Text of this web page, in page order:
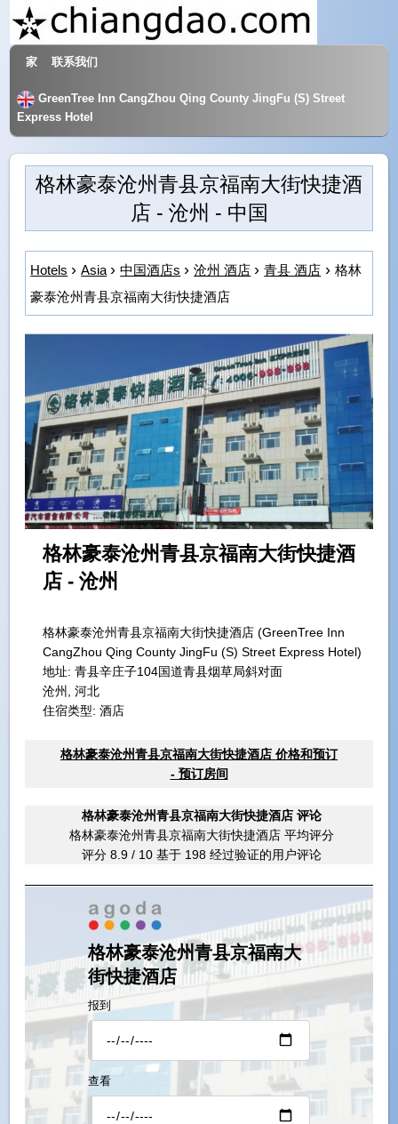
酒店和旅游
家 联系我们
GreenTree Inn CangZhou Qing County JingFu (S) Street
Express Hotel
格林豪泰沧州青县京福南大街快捷酒
店 - 沧州 - 中国
Hotels Asia 中国酒店s 沧州 酒店 青县 酒店
格林
豪泰沧州青县京福南大街快捷酒店
格林豪泰沧州青县京福南大街快捷酒
店 - 沧州
格林豪泰沧州青县京福南大街快捷酒店 (GreenTree Inn
CangZhou Qing County JingFu (S) Street Express Hotel)
地址:青县辛庄子104国道青县烟草局斜对面
沧州, 河北
住宿类型: 酒店
格林豪泰沧州青县京福南大街快捷酒店 价格和预订
- 预订房间
格林豪泰沧州青县京福南大街快捷酒店 评论
格林豪泰沧州青县京福南大街快捷酒店 平均评分
评分 8.9/ 10基于 198经过验证的用户评论
格林豪泰沧州青县京福南大
街快捷酒店
报到
查看